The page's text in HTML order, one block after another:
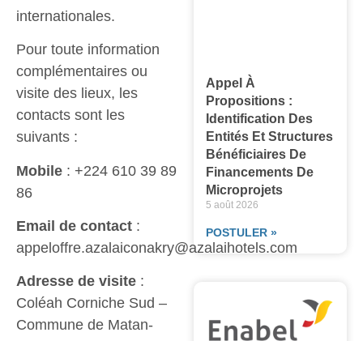
internationales.
Pour toute information
complémentaires ou
visite des lieux, les
contacts sont les
suivants :
Mobile : +224 610 39 89
86
Email de contact :
appeloffre.azalaiconakry@azalaihotels.com
Adresse de visite :
Coléah Corniche Sud –
Commune de Matan-
Appel À
Propositions :
Identification Des
Entités Et Structures
Bénéficiaires De
Financements De
Microprojets
5 août 2026
POSTULER »